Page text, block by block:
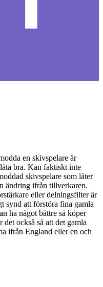
en skivspelare är
bra. Kan faktiskt inte
skivspelare som låter
ändring ifrån tillverkaren.
eller delningsfilter är
synd att förstöra fina gamla
ha något bättre så köper
också så att det gamla
ifrån England eller en och